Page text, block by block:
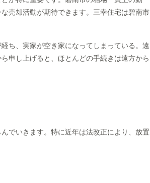
売却活動が期待できます。三幸住宅は碧南市
ち、実家が空き家になってしまっている。遠
申し上げると、ほとんどの手続きは遠方から
でいきます。特に近年は法改正により、放置